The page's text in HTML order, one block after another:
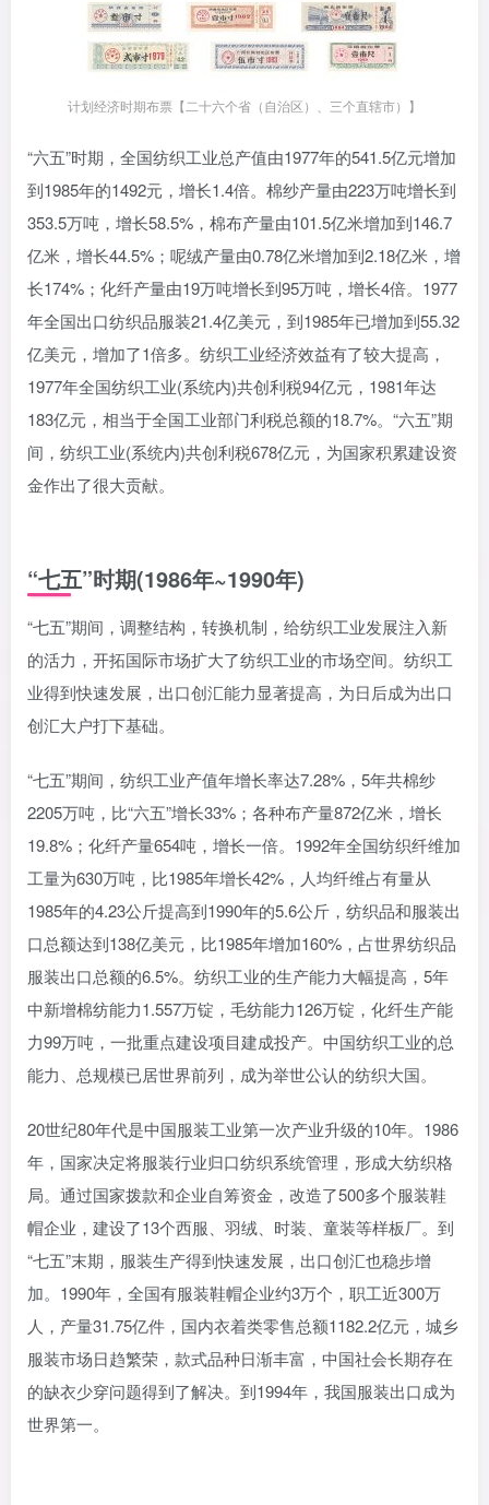
计划经济时期布票【二十六个省（自治区）、三个直辖市）】
“六五”时期，全国纺织工业总产值由1977年的541.5亿元增加
到1985年的1492元，增长1.4倍。棉纱产量由223万吨增长到
353.5万吨，增长58.5%，棉布产量由101.5亿米增加到146.7
亿米，增长44.5%；呢绒产量由0.78亿米增加到2.18亿米，增
长174%；化纤产量由19万吨增长到95万吨，增长4倍。1977
年全国出口纺织品服装21.4亿美元，到1985年已增加到55.32
亿美元，增加了1倍多。纺织工业经济效益有了较大提高，
1977年全国纺织工业(系统内)共创利税94亿元，1981年达
183亿元，相当于全国工业部门利税总额的18.7%。“六五”期
间，纺织工业(系统内)共创利税678亿元，为国家积累建设资
金作出了很大贡献。
“七五”时期(1986年~1990年)
“七五”期间，调整结构，转换机制，给纺织工业发展注入新
的活力，开拓国际市场扩大了纺织工业的市场空间。纺织工
业得到快速发展，出口创汇能力显著提高，为日后成为出口
创汇大户打下基础。
“七五”期间，纺织工业产值年增长率达7.28%，5年共棉纱
2205万吨，比“六五”增长33%；各种布产量872亿米，增长
19.8%；化纤产量654吨，增长一倍。1992年全国纺织纤维加
工量为630万吨，比1985年增长42%，人均纤维占有量从
1985年的4.23公斤提高到1990年的5.6公斤，纺织品和服装出
口总额达到138亿美元，比1985年增加160%，占世界纺织品
服装出口总额的6.5%。纺织工业的生产能力大幅提高，5年
中新增棉纺能力1.557万锭，毛纺能力126万锭，化纤生产能
力99万吨，一批重点建设项目建成投产。中国纺织工业的总
能力、总规模已居世界前列，成为举世公认的纺织大国。
20世纪80年代是中国服装工业第一次产业升级的10年。1986
年，国家决定将服装行业归口纺织系统管理，形成大纺织格
局。通过国家拨款和企业自筹资金，改造了500多个服装鞋
帽企业，建设了13个西服、羽绒、时装、童装等样板厂。到
“七五”末期，服装生产得到快速发展，出口创汇也稳步增
加。1990年，全国有服装鞋帽企业约3万个，职工近300万
人，产量31.75亿件，国内衣着类零售总额1182.2亿元，城乡
服装市场日趋繁荣，款式品种日渐丰富，中国社会长期存在
的缺衣少穿问题得到了解决。到1994年，我国服装出口成为
世界第一。